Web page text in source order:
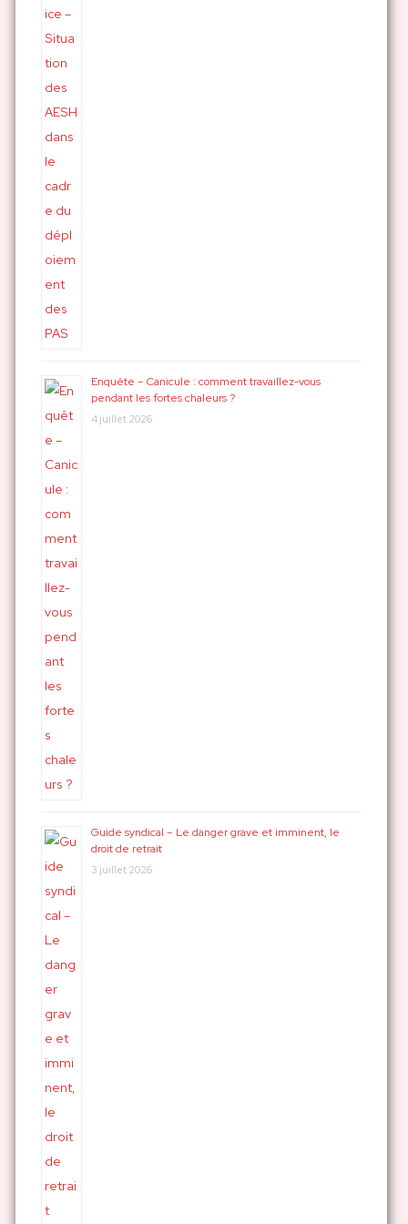
Enquête – Canicule : comment travaillez-vous
pendant les fortes chaleurs ?
4 juillet 2026
Guide syndical – Le danger grave et imminent, le
droit de retrait
3 juillet 2026